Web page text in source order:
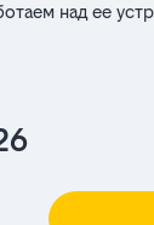
над ее